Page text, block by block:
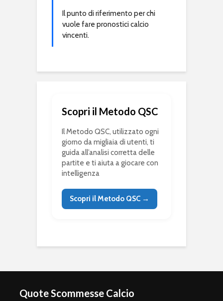
Il punto di riferimento per chi
vuole fare pronostici calcio
vincenti.
Scopri il Metodo QSC
Il Metodo QSC, utilizzato ogni
giorno da migliaia di utenti, ti
guida all’analisi corretta delle
partite e ti aiuta a giocare con
intelligenza
Scopri il Metodo QSC →
Quote Scommesse Calcio